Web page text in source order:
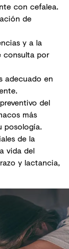
con cefalea.
de
y a la
consulta por
adecuado en
del
más
posología.
de la
vida del
y lactancia,